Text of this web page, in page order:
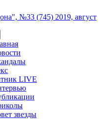
№33 (745) 2019, август
LIVE
звезды